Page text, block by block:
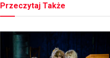
Przeczytaj Także